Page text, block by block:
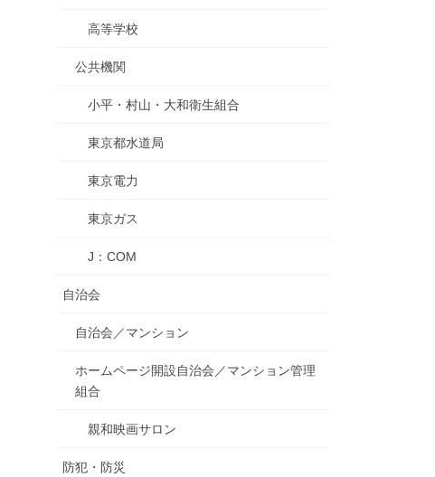
高等学校
公共機関
小平・村山・大和衛生組合
東京都水道局
東京電力
東京ガス
J：COM
自治会
自治会／マンション
ホームページ開設自治会／マンション管理
組合
親和映画サロン
防犯・防災